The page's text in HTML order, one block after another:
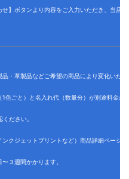
】ボタンより内容をご入力いただき、当店
・革製品などご希望の商品により変化いたし
色ごと）と名入れ代（数量分）が別途料金が
ださい。
クジェットプリントなど）商品詳細ページ
３週間かかります。